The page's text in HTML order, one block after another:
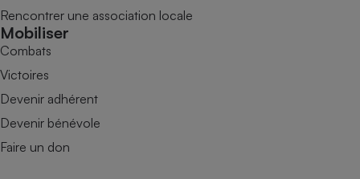
Rencontrer une association locale
Mobiliser
Combats
Victoires
Devenir adhérent
Devenir bénévole
Faire un don